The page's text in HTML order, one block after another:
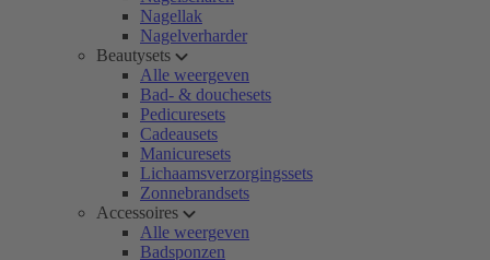
Nagellak
Nagelverharder
Beautysets
Alle weergeven
Bad- & douchesets
Pedicuresets
Cadeausets
Manicuresets
Lichaamsverzorgingssets
Zonnebrandsets
Accessoires
Alle weergeven
Badsponzen